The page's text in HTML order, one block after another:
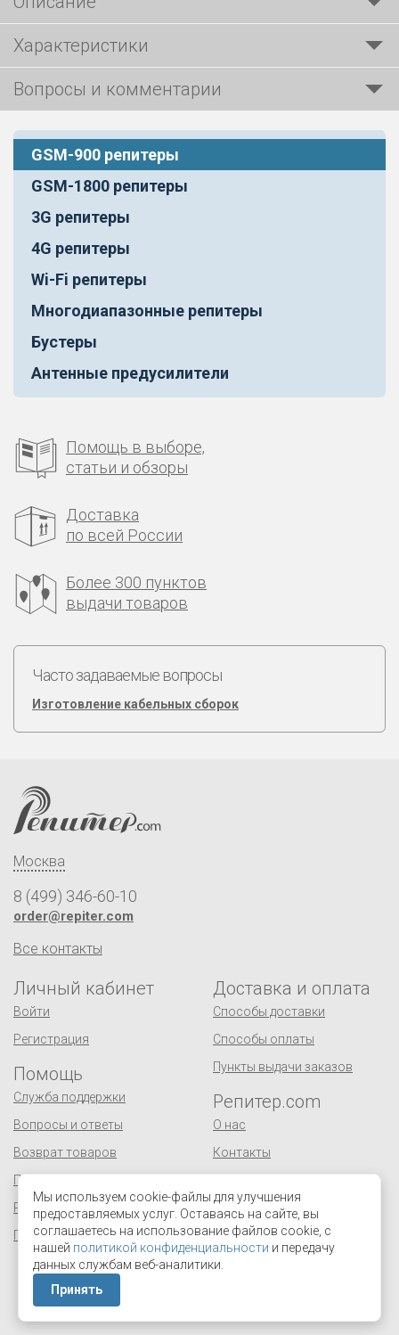
Характеристики
Вопросы и комментарии
GSM-900 репитеры
GSM-1800 репитеры
3G репитеры
4G репитеры
Wi-Fi репитеры
Многодиапазонные репитеры
Бустеры
Антенные предусилители
Помощь в выборе,
статьи и обзоры
Доставка
по всей России
Более 300 пунктов
выдачи товаров
Часто задаваемые вопросы
Изготовление кабельных сборок
Москва
8 (499) 346-60-10
order@repiter.com
Все контакты
Личный кабинет
Войти
Регистрация
Помощь
Служба поддержки
Вопросы и ответы
Возврат товаров
Публичная оферта
Реквизиты
Персональные данные
Доставка и оплата
Способы доставки
Способы оплаты
Пункты выдачи заказов
Репитер.com
О нас
Контакты
Оптовым покупателям
Поставщикам
Отзывы и предложения
Мы используем cookie-файлы для улучшения
предоставляемых услуг. Оставаясь на сайте, вы
соглашаетесь на использование файлов cookie, с
нашей политикой конфиденциальности и передачу
данных службам веб-аналитики.
Принять